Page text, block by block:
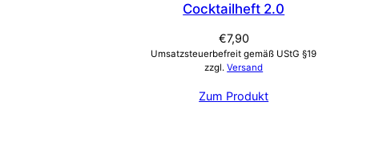
Cocktailheft 2.0
€7,90
Umsatzsteuerbefreit gemäß UStG §19
zzgl.Versand
Zum Produkt